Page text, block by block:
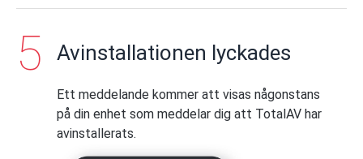
Avinstallationen lyckades
Ett meddelande kommer att visas någonstans
på din enhet som meddelar dig att TotalAV har
avinstallerats.